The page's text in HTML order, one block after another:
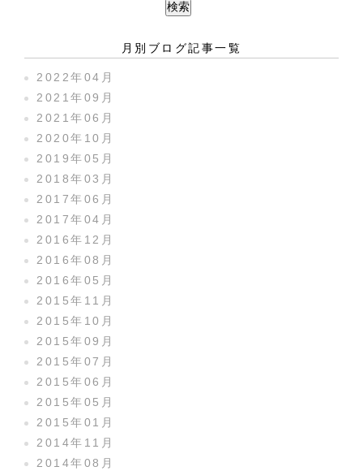
月別ブログ記事一覧
2022年04月
2021年09月
2021年06月
2020年10月
2019年05月
2018年03月
2017年06月
2017年04月
2016年12月
2016年08月
2016年05月
2015年11月
2015年10月
2015年09月
2015年07月
2015年06月
2015年05月
2015年01月
2014年11月
2014年08月